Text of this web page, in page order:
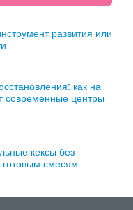
развития или
как на
современные центры
кексы без
смесям